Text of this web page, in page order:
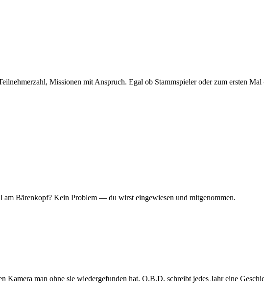
Missionen mit Anspruch. Egal ob Stammspieler oder zum ersten
am Bärenkopf? Kein Problem — du wirst eingewiesen und mitgenommen.
man ohne sie wiedergefunden hat. O.B.D. schreibt jedes Jahr eine